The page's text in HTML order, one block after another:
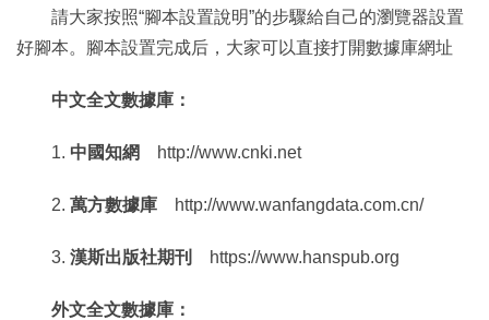
請大家按照“腳本設置說明”的步驟給自己的瀏覽器設置
好腳本。腳本設置完成后，大家可以直接打開數據庫網址
中文全文數據庫：
1. 中國知網 http://www.cnki.net
2. 萬方數據庫 http://www.wanfangdata.com.cn/
3. 漢斯出版社期刊 https://www.hanspub.org
外文全文數據庫：